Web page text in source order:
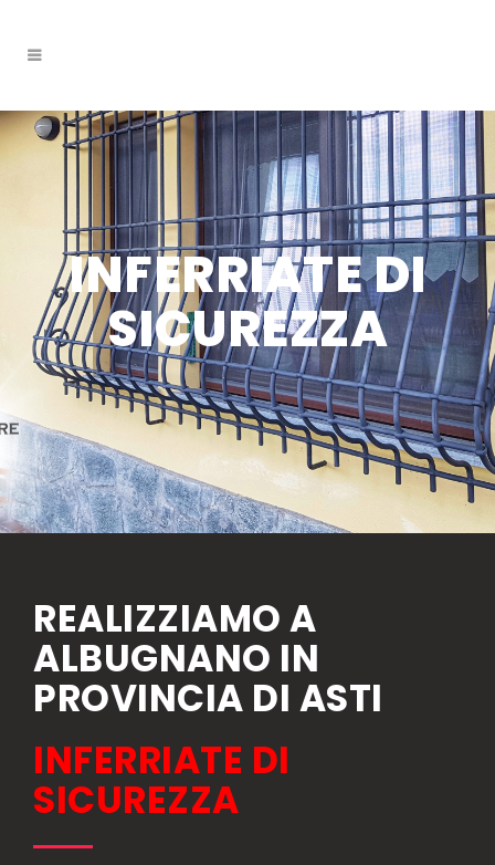
INFERRIATE DI
SICUREZZA
REALIZZIAMO A
ALBUGNANO IN
PROVINCIA DI ASTI
INFERRIATE DI
SICUREZZA